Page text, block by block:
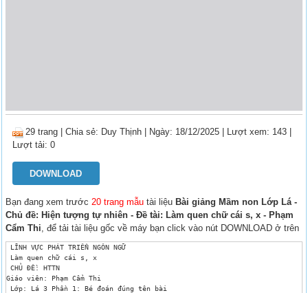
29 trang |Chia sẻ: Duy Thịnh | Ngày: 18/12/2025 | Lượt xem: 143
Lượt tải: 0
DOWNLOAD
Bạn đang xem trước20 trang mẫu tài liệu Bài giảng Mầm non Lớp Lá -
Chủ đề: Hiện tượng tự nhiên - Đề tài: Làm quen chữ cái s, x - Phạm
Cẩm Thi, để tải tài liệu gốc về máy bạn click vào nút DOWNLOAD ở trên
LĨNH VỰC PHÁT TRIỂN NGÔN NGỮ
Làm quen chữ cái s, x
CHỦ ĐỀ: HTTN
Giáo viên: Phạm Cẩm Thi
Lớp: Lá 3 Phần 1: Bé đoán đúng tên bài